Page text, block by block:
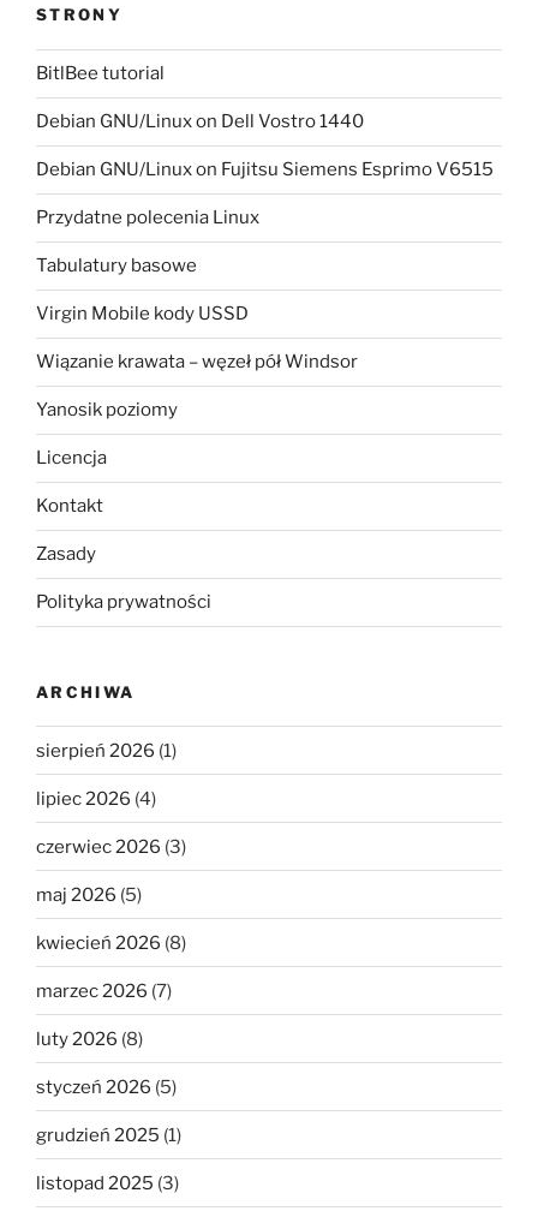
STRONY
BitlBee tutorial
Debian GNU/Linux on Dell Vostro 1440
Debian GNU/Linux on Fujitsu Siemens Esprimo V6515
Przydatne polecenia Linux
Tabulatury basowe
Virgin Mobile kody USSD
Wiązanie krawata – węzeł pół Windsor
Yanosik poziomy
Licencja
Kontakt
Zasady
Polityka prywatności
ARCHIWA
sierpień 2026 (1)
lipiec 2026 (4)
czerwiec 2026 (3)
maj 2026 (5)
kwiecień 2026 (8)
marzec 2026 (7)
luty 2026 (8)
styczeń 2026 (5)
grudzień 2025 (1)
listopad 2025 (3)